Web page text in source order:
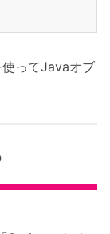
ってJavaオブ